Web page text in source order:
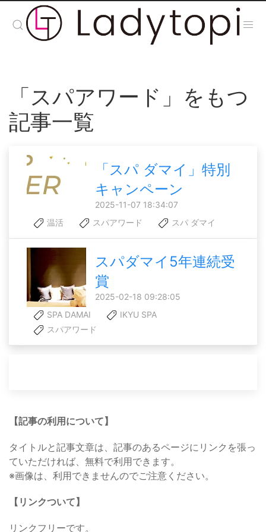
「スパアワード」をもつ
記事一覧
「スパ ダマイ」特別
キャンペーン
2025-11-07 18:34:07
温活
スパアワード スパ ダマイ
スパダマイ5年連続受
賞
2025-02-18 09:28:05
SPA DAMAI
IKYU SPA
スパアワード
【記事の利用について】
タイトルと記事文章は、記事のあるページにリンクを張っ
ていただければ、無料で利用できます。
※画像は、利用できませんのでご注意ください。
【リンクついて】
リンクフリーです。